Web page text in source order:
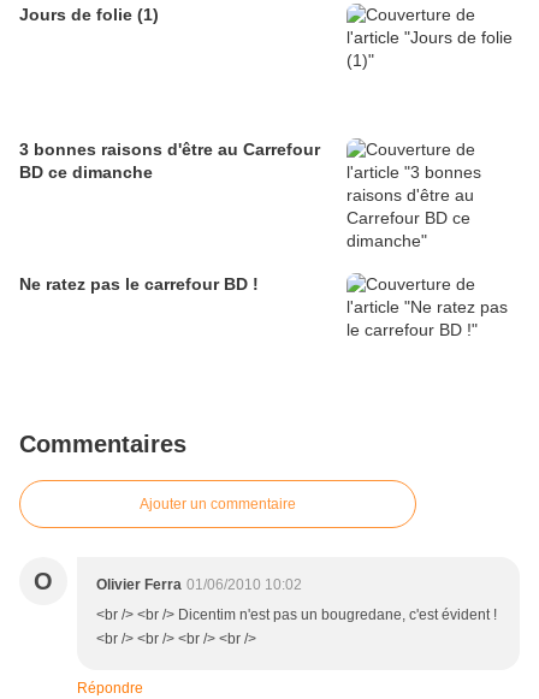
Jours de folie (1)
3 bonnes raisons d'être au Carrefour
BD ce dimanche
Ne ratez pas le carrefour BD !
Commentaires
Ajouter un commentaire
O Olivier Ferra 01/06/2010 10:02
<br /> <br /> Dicentim n'est pas un bougredane, c'est évident !
<br /> <br /> <br /> <br />
Répondre